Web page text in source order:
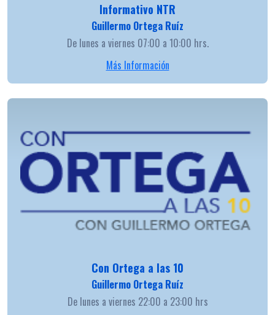
Informativo NTR
Guillermo Ortega Ruíz
De lunes a viernes 07:00 a 10:00 hrs.
Más Información
Con Ortega a las 10
Guillermo Ortega Ruíz
De lunes a viernes 22:00 a 23:00 hrs